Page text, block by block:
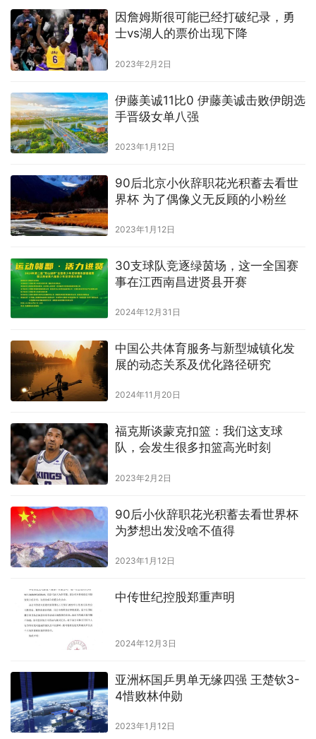
因詹姆斯很可能已经打破纪录，勇
士vs湖人的票价出现下降
2023年2月2日
伊藤美诚11比0 伊藤美诚击败伊朗选
手晋级女单八强
2023年1月12日
90后北京小伙辞职花光积蓄去看世
界杯 为了偶像义无反顾的小粉丝
2023年1月12日
30支球队竞逐绿茵场，这一全国赛
事在江西南昌进贤县开赛
2024年12月31日
中国公共体育服务与新型城镇化发
展的动态关系及优化路径研究
2024年11月20日
福克斯谈蒙克扣篮：我们这支球
队，会发生很多扣篮高光时刻
2023年2月2日
90后小伙辞职花光积蓄去看世界杯
为梦想出发没啥不值得
2023年1月12日
中传世纪控股郑重声明
2024年12月3日
亚洲杯国乒男单无缘四强 王楚钦3-
4惜败林仲勋
2023年1月12日